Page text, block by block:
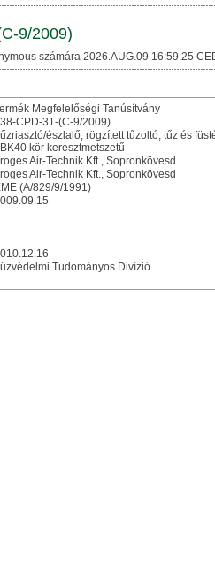
9/2009)
számára 2026.AUG.09 16:59:25
Megfelelőségi Tanúsítvány
CPD-31-(C-9/2009)
észlalő, rögzített tűzoltó, tűz és
kör keresztmetszetű
Air-Technik Kft., Sopronkövesd
Air-Technik Kft., Sopronkövesd
(A/829/9/1991)
Tudományos Divízió